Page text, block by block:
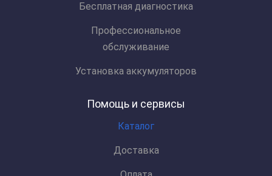
Бесплатная диагностика
Профессиональное
обслуживание
Установка аккумуляторов
Помощь и сервисы
Каталог
Доставка